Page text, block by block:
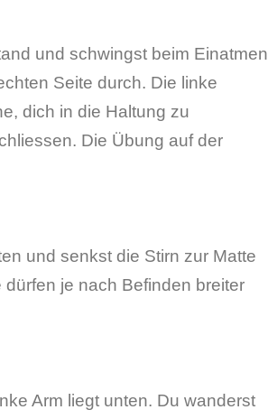
und schwingst beim Einatmen
Seite durch. Die linke
dich in die Haltung zu
Die Übung auf der
und senkst die Stirn zur Matte
je nach Befinden breiter
Arm liegt unten. Du wanderst